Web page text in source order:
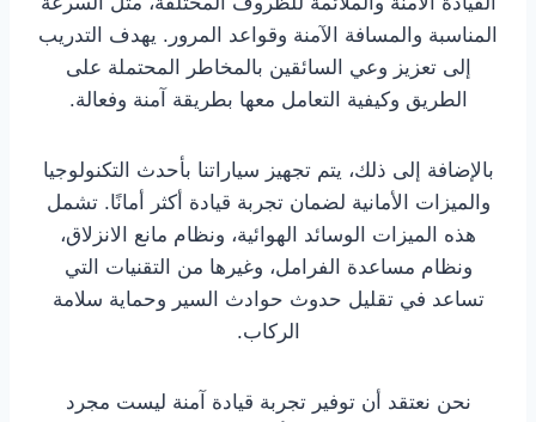
المناسبة والمسافة الآمنة وقواعد المرور. يهدف التدريب
إلى تعزيز وعي السائقين بالمخاطر المحتملة على
الطريق وكيفية التعامل معها بطريقة آمنة وفعالة.
بالإضافة إلى ذلك، يتم تجهيز سياراتنا بأحدث التكنولوجيا
والميزات الأمانية لضمان تجربة قيادة أكثر أمانًا. تشمل
هذه الميزات الوسائد الهوائية، ونظام مانع الانزلاق،
ونظام مساعدة الفرامل، وغيرها من التقنيات التي
تساعد في تقليل حدوث حوادث السير وحماية سلامة
الركاب.
نحن نعتقد أن توفير تجربة قيادة آمنة ليست مجرد